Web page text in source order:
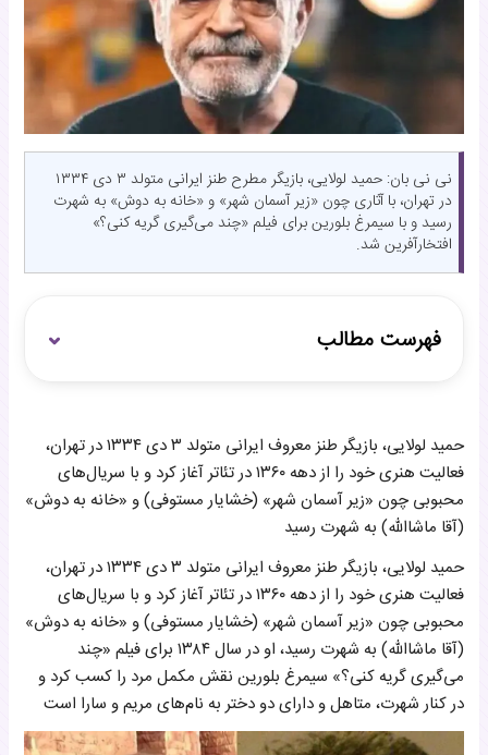
نی نی بان: حمید لولایی، بازیگر مطرح طنز ایرانی متولد ۳ دی ۱۳۳۴
در تهران، با آثاری چون «زیر آسمان شهر» و «خانه به دوش» به شهرت
رسید و با سیمرغ بلورین برای فیلم «چند می‌گیری گریه کنی؟»
افتخارآفرین شد.
فهرست مطالب
ورود حمید لولایی به عرصه بازیگری
حمید لولایی، بازیگر طنز معروف ایرانی متولد ۳ دی ۱۳۳۴ در تهران،
فعالیت هنری خود را از دهه ۱۳۶۰ در تئاتر آغاز کرد و با سریال‌های
محبوبی چون «زیر آسمان شهر» (خشایار مستوفی) و «خانه به دوش»
(آقا ماشاالله) به شهرت رسید
حمید لولایی، بازیگر طنز معروف ایرانی متولد ۳ دی ۱۳۳۴ در تهران،
فعالیت هنری خود را از دهه ۱۳۶۰ در تئاتر آغاز کرد و با سریال‌های
محبوبی چون «زیر آسمان شهر» (خشایار مستوفی) و «خانه به دوش»
(آقا ماشاالله) به شهرت رسید، او در سال ۱۳۸۴ برای فیلم «چند
می‌گیری گریه کنی؟» سیمرغ بلورین نقش مکمل مرد را کسب کرد و
در کنار شهرت، متاهل و دارای دو دختر به نام‌های مریم و سارا است